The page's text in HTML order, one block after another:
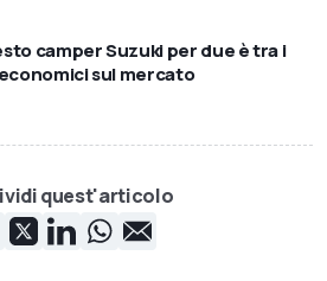
camper Suzuki per due è tra i
sul mercato
quest'articolo